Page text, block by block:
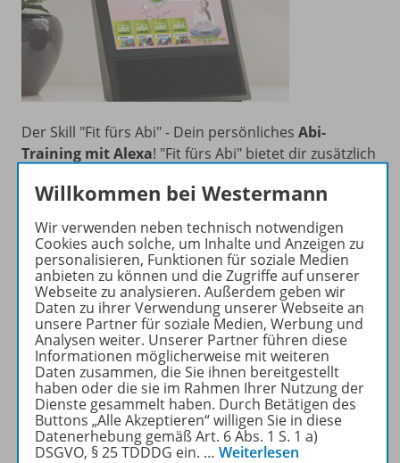
Der Skill "Fit fürs Abi" - Dein persönliches Abi-
Training mit Alexa! "Fit fürs Abi" bietet dir zusätzlich
mit Alexa dein Wissen testen kannst: InBio,
Deutsch, Mathe sowie Politik und Wirtschaft
warten über200 Abitur-Fragenauf dich.Alexa ist fit
und möchte sich mit dir messen!
Du hast keinen Amazon Lautsprecher Echo
und möchtest trotzdem trainieren?
Lad´ dir einfach die kostenloseAmazon-
Alexa-Appaus dem Store auf dein
Smartphone.
Willkommen bei Westermann
Wir verwenden neben technisch notwendigen
Cookies auch solche, um Inhalte und Anzeigen zu
personalisieren, Funktionen für soziale Medien
anbieten zu können und die Zugriffe auf unserer
Webseite zu analysieren. Außerdem geben wir
Daten zu ihrer Verwendung unserer Webseite an
unsere Partner für soziale Medien, Werbung und
Analysen weiter. Unserer Partner führen diese
Informationen möglicherweise mit weiteren
Daten zusammen, die Sie ihnen bereitgestellt
haben oder die sie im Rahmen Ihrer Nutzung der
Dienste gesammelt haben. Durch Betätigen des
Buttons „Alle Akzeptieren“ willigen Sie in diese
Datenerhebung gemäß Art. 6 Abs. 1 S. 1 a)
DSGVO, § 25 TDDDG ein. … Weiterlesen